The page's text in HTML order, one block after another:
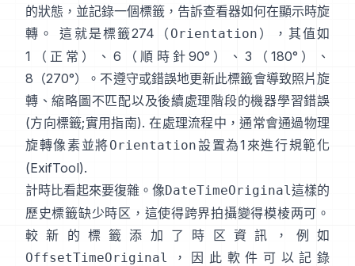
的狀態，並記錄一個標籤，告訴查看器如何在顯示時旋
轉。 這就是標籤274（ Orientation ），其值如
1（正常）、6（順時針90°）、3（180°）、
8（270°）。不遵守或錯誤地更新此標籤會導致照片旋
轉、縮略圖不匹配以及後續處理階段的機器學習錯誤
(方向標籤;實用指南). 在處理流程中，通常會通過物理
旋轉像素並將Orientation設置為1來進行規範化
(ExifTool).
計時比看起來要復雜。像DateTimeOriginal這樣的
歷史標籤缺少時区，這使得跨界拍攝變得模棱两可。
較新的標籤添加了時区資訊，例如
OffsetTimeOriginal ，因此軟件可以記錄